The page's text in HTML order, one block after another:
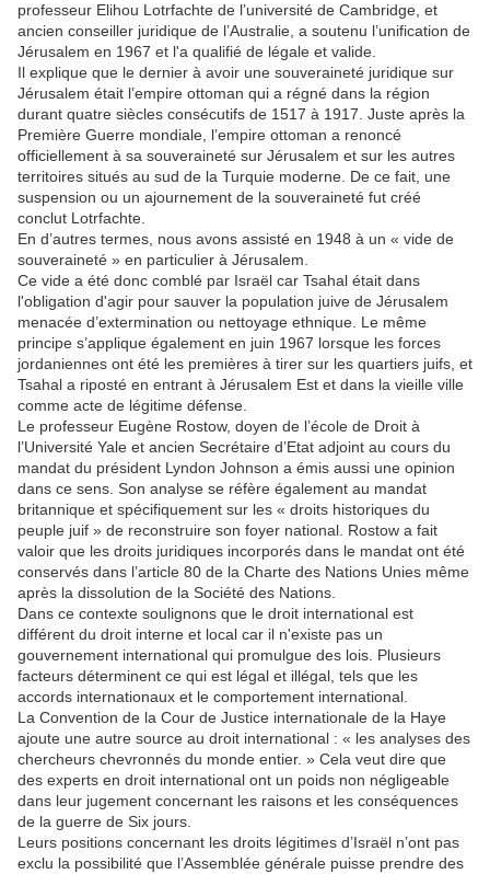
professeur Elihou Lotrfachte de l’université de Cambridge, et
ancien conseiller juridique de l’Australie, a soutenu l’unification de
Jérusalem en 1967 et l'a qualifié de légale et valide.
Il explique que le dernier à avoir une souveraineté juridique sur
Jérusalem était l’empire ottoman qui a régné dans la région
durant quatre siècles consécutifs de 1517 à 1917. Juste après la
Première Guerre mondiale, l’empire ottoman a renoncé
officiellement à sa souveraineté sur Jérusalem et sur les autres
territoires situés au sud de la Turquie moderne. De ce fait, une
suspension ou un ajournement de la souveraineté fut créé
conclut Lotrfachte.
En d’autres termes, nous avons assisté en 1948 à un « vide de
souveraineté » en particulier à Jérusalem.
Ce vide a été donc comblé par Israël car Tsahal était dans
l'obligation d'agir pour sauver la population juive de Jérusalem
menacée d’extermination ou nettoyage ethnique. Le même
principe s’applique également en juin 1967 lorsque les forces
jordaniennes ont été les premières à tirer sur les quartiers juifs, et
Tsahal a riposté en entrant à Jérusalem Est et dans la vieille ville
comme acte de légitime défense.
Le professeur Eugène Rostow, doyen de l’école de Droit à
l’Université Yale et ancien Secrétaire d’Etat adjoint au cours du
mandat du président Lyndon Johnson a émis aussi une opinion
dans ce sens. Son analyse se réfère également au mandat
britannique et spécifiquement sur les « droits historiques du
peuple juif » de reconstruire son foyer national. Rostow a fait
valoir que les droits juridiques incorporés dans le mandat ont été
conservés dans l’article 80 de la Charte des Nations Unies même
après la dissolution de la Société des Nations.
Dans ce contexte soulignons que le droit international est
différent du droit interne et local car il n'existe pas un
gouvernement international qui promulgue des lois. Plusieurs
facteurs déterminent ce qui est légal et illégal, tels que les
accords internationaux et le comportement international.
La Convention de la Cour de Justice internationale de la Haye
ajoute une autre source au droit international : « les analyses des
chercheurs chevronnés du monde entier. » Cela veut dire que
des experts en droit international ont un poids non négligeable
dans leur jugement concernant les raisons et les conséquences
de la guerre de Six jours.
Leurs positions concernant les droits légitimes d’Israël n’ont pas
exclu la possibilité que l’Assemblée générale puisse prendre des